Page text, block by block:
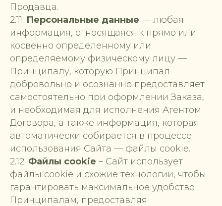
Продавца.
2.11. Персональные данные — любая
информация, относящаяся к прямо или
косвенно определенному или
определяемому физическому лицу —
Принципалу, которую Принципал
добровольно и осознанно предоставляет
самостоятельно при оформлении Заказа,
и необходимая для исполнения Агентом
Договора, а также информация, которая
автоматически собирается в процессе
использования Сайта — файлы cookie.
2.12. Файлы cookie – Сайт использует
файлы cookie и схожие технологии, чтобы
гарантировать максимальное удобство
Принципалам, предоставляя